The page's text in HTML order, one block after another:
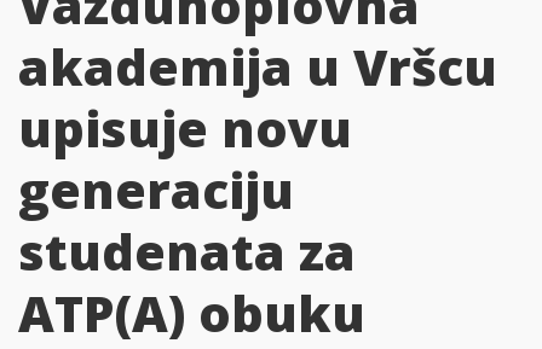
akademija u Vršcu
upisuje novu
generaciju
studenata za
ATP(A) obuku